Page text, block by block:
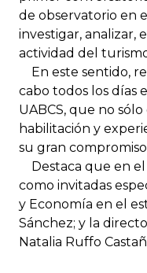
de observatorio en
investigar, analizar,
actividad del
En este sentido,
cabo todos los días
UABCS, que no
habilitación y
su gran compromiso
Destaca que en
como invitadas
y Economía en el
Sánchez; y la
Natalia Ruffo